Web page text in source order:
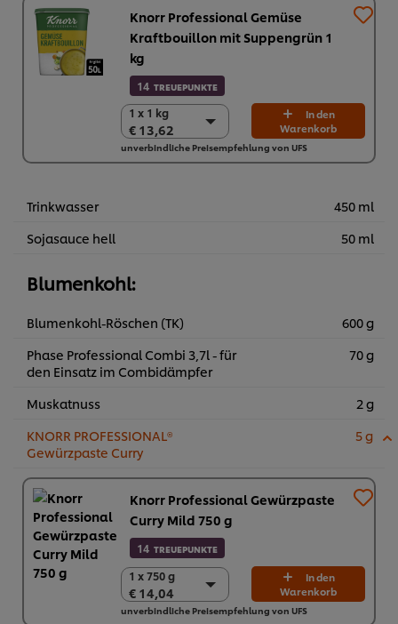
Knorr Professional Gemüse
Kraftbouillon mit Suppengrün 1
kg
14 TREUEPUNKTE
1 x 1 kg
€ 13,62
1 x 1 kg
€ 13,62
6 x 1 kg
In den
Warenkorb
unverbindliche Preisempfehlung von UFS
Trinkwasser
450 ml
Sojasauce hell
50 ml
Blumenkohl:
Blumenkohl-Röschen (TK)
600 g
Phase Professional Combi 3,7l - für
den Einsatz im Combidämpfer
70 g
Muskatnuss
2 g
KNORR PROFESSIONAL®
Gewürzpaste Curry
5 g
Knorr Professional Gewürzpaste
Curry Mild 750 g
14 TREUEPUNKTE
1 x 750 g
€ 14,04
1 x 750 g
€ 14,04
2 x 750 g
In den
Warenkorb
unverbindliche Preisempfehlung von UFS